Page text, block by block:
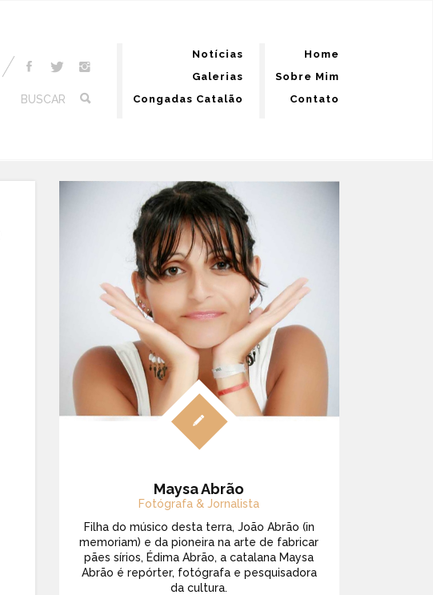
BUSCAR
Notícias
Galerias
Congadas Catalão
Home
Sobre Mim
Contato
Maysa Abrão
Fotógrafa & Jornalista
Filha do músico desta terra, João Abrão (in
memoriam) e da pioneira na arte de fabricar
pães sírios, Édima Abrão, a catalana Maysa
Abrão é repórter, fotógrafa e pesquisadora
da cultura.